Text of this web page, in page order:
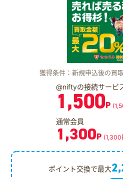
獲得条件：新規申込後の買
@niftyの接続サービ
1,500P
通常会員
1,300P (1,300
ポイント交換で最大